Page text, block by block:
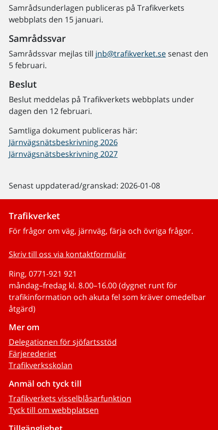
Samrådsunderlagen publiceras på Trafikverkets
webbplats den 15 januari.
Samrådssvar
Samrådssvar mejlas till jnb@trafikverket.sesenast den
5 februari.
Beslut
Beslut meddelas på Trafikverkets webbplats under
dagen den 12 februari.
Samtliga dokument publiceras här:
Järnvägsnätsbeskrivning 2026
Järnvägsnätsbeskrivning 2027
Senast uppdaterad/granskad: 2026-01-08
Trafikverket
För frågor om väg, järnväg, färja och övriga frågor.
Skriv till oss via kontaktformulär
Ring, 0771-921 921
måndag–fredag kl. 8.00–16.00 (dygnet runt för
trafikinformation och akuta fel som kräver omedelbar
åtgärd)
Mer om
Delegationen för sjöfartsstöd
Färjerederiet
Trafikverksskolan
Anmäl och tyck till
Trafikverkets visselblåsarfunktion
Tyck till om webbplatsen